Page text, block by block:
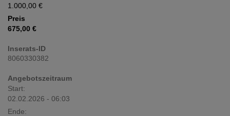
1.000,00 €
Preis
675,00 €
Inserats-ID
8060330382
Angebotszeitraum
Start:
02.02.2026 - 06:03
Ende: